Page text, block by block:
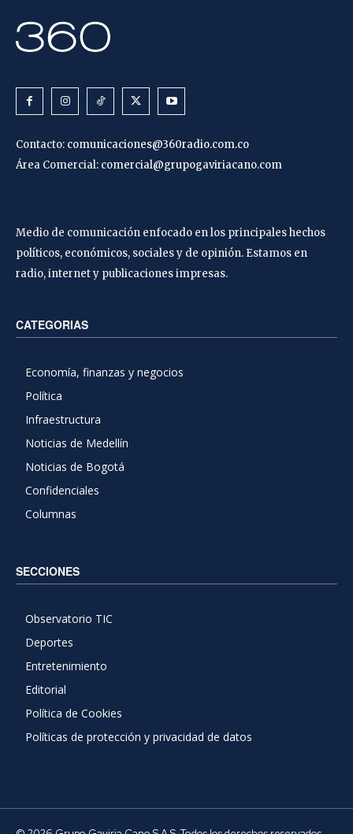
Contacto: comunicaciones@360radio.com.co
Área Comercial: comercial@grupogaviriacano.com
Medio de comunicación enfocado en los principales hechos
políticos, económicos, sociales y de opinión. Estamos en
radio, internet y publicaciones impresas.
CATEGORIAS
Economía, finanzas y negocios
Política
Infraestructura
Noticias de Medellín
Noticias de Bogotá
Confidenciales
Columnas
SECCIONES
Observatorio TIC
Deportes
Entretenimiento
Editorial
Política de Cookies
Políticas de protección y privacidad de datos